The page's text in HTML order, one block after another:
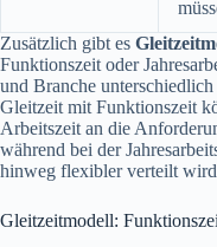
Zusätzlich gibt es
Funktionszeit oder
und Branche
Gleitzeit mit Funktionszeit
Arbeitszeit an die
während bei der
hinweg flexibler verteilt
Gleitzeitmodell: